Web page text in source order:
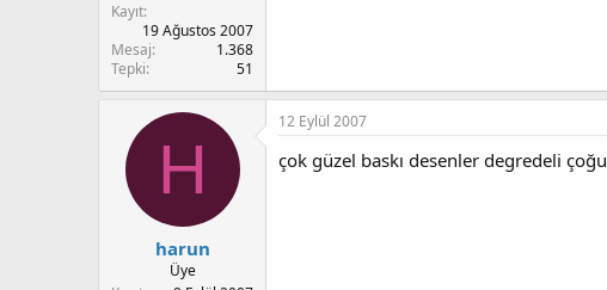
Kayıt
19 Ağustos 2007
Mesaj
1.368
Tepki
51
H
harun
Üye
12 Eylül 2007
çok güzel baskı desenler degredeli çoğu